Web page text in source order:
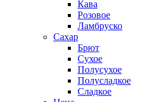
Кава
Розовое
Ламбруско
Сахар
Брют
Сухое
Полусухое
Полусладкое
Сладкое